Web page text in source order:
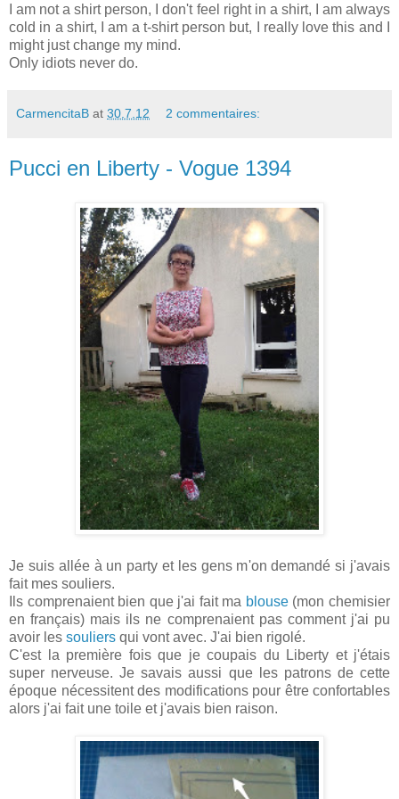
I am not a shirt person, I don't feel right in a shirt, I am always
cold in a shirt, I am a t-shirt person but, I really love this and I
might just change my mind.
Only idiots never do.
CarmencitaB at 30.7.12 2 commentaires:
Pucci en Liberty - Vogue 1394
Je suis allée à un party et les gens m'on demandé si j'avais
fait mes souliers.
Ils comprenaient bien que j'ai fait ma blouse(mon chemisier
en français) mais ils ne comprenaient pas comment j'ai pu
avoir les souliers qui vont avec. J'ai bien rigolé.
C'est la première fois que je coupais du Liberty et j'étais
super nerveuse. Je savais aussi que les patrons de cette
époque nécessitent des modifications pour être confortables
alors j'ai fait une toile et j'avais bien raison.